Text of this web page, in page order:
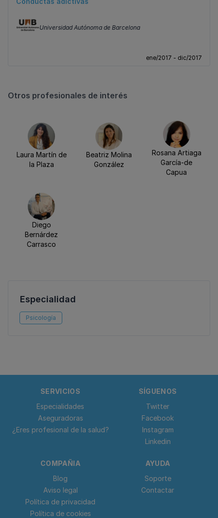
Universidad Autónoma de Barcelona
ene/2017 - dic/2017
Otros profesionales de interés
Laura Martín de
la Plaza
Beatriz Molina
González
Rosana Artiaga
García-de
Capua
Diego
Bernárdez
Carrasco
Especialidad
Psicología
SERVICIOS
Especialidades
Aseguradoras
¿Eres profesional de la salud?
SÍGUENOS
Twitter
Facebook
Instagram
Linkedin
COMPAÑIA
Blog
Aviso legal
Política de privacidad
Política de cookies
AYUDA
Soporte
Contactar